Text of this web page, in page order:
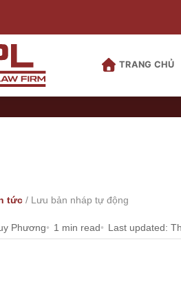
TRANG CHỦ
tức / Lưu bản nháp tự động
Phương 1 min read Last updated: